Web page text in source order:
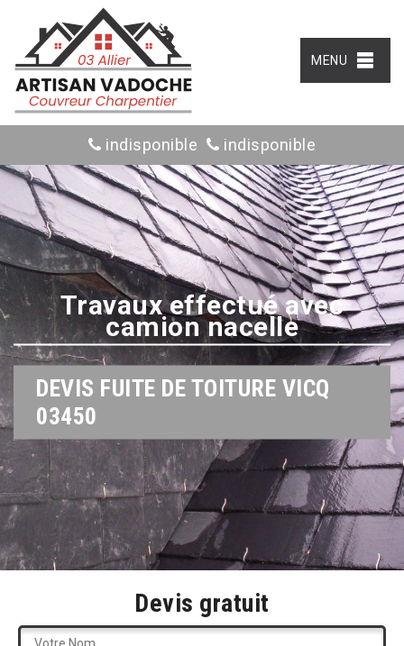
MENU
indisponible indisponible
Travaux effectué avec
camion nacelle
DEVIS FUITE DE TOITURE VICQ
03450
Devis gratuit